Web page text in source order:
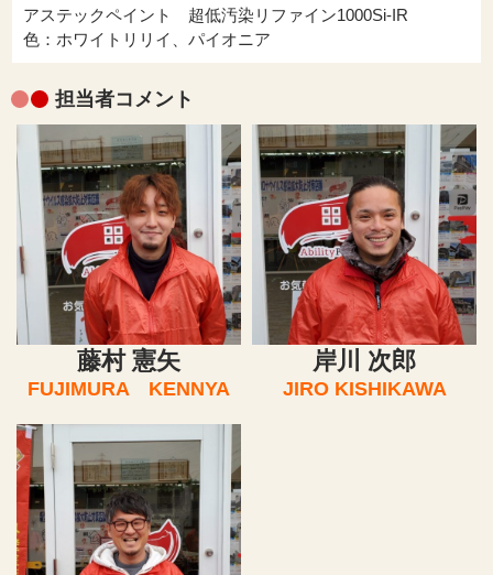
アステックペイント 超低汚染リファイン1000Si-IR
色：ホワイトリリイ、パイオニア
担当者コメント
藤村 憲矢
FUJIMURA KENNYA
岸川 次郎
JIRO KISHIKAWA